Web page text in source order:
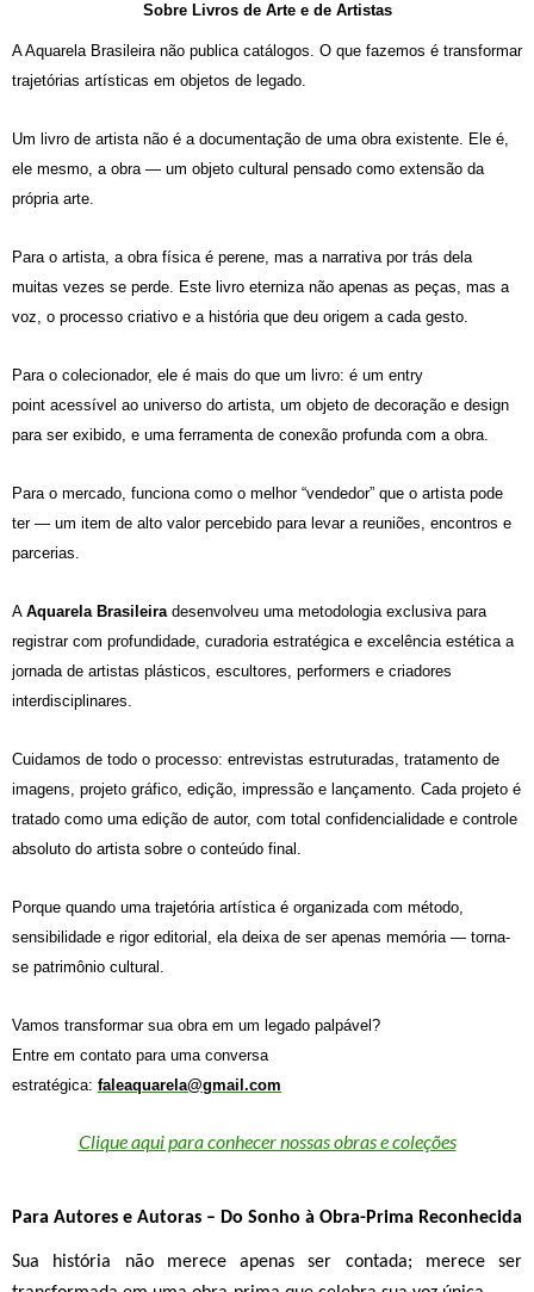
Sobre Livros de Arte e de Artistas
A Aquarela Brasileira não publica catálogos. O que fazemos é transformar
trajetórias artísticas em objetos de legado.
Um livro de artista não é a documentação de uma obra existente. Ele é,
ele mesmo, a obra — um objeto cultural pensado como extensão da
própria arte.
Para o artista, a obra física é perene, mas a narrativa por trás dela
muitas vezes se perde. Este livro eterniza não apenas as peças, mas a
voz, o processo criativo e a história que deu origem a cada gesto.
Para o colecionador, ele é mais do que um livro: é um entry
point acessível ao universo do artista, um objeto de decoração e design
para ser exibido, e uma ferramenta de conexão profunda com a obra.
Para o mercado, funciona como o melhor “vendedor” que o artista pode
ter — um item de alto valor percebido para levar a reuniões, encontros e
parcerias.
A Aquarela Brasileiradesenvolveu uma metodologia exclusiva para
registrar com profundidade, curadoria estratégica e excelência estética a
jornada de artistas plásticos, escultores, performers e criadores
interdisciplinares.
Cuidamos de todo o processo: entrevistas estruturadas, tratamento de
imagens, projeto gráfico, edição, impressão e lançamento. Cada projeto é
tratado como uma edição de autor, com total confidencialidade e controle
absoluto do artista sobre o conteúdo final.
Porque quando uma trajetória artística é organizada com método,
sensibilidade e rigor editorial, ela deixa de ser apenas memória — torna-
se patrimônio cultural .
Vamos transformar sua obra em um legado palpável?
Entre em contato para uma conversa
estratégica: faleaquarela@gmail.com
Clique aqui para conhecer nossas obras e coleções
Para Autores e Autoras – Do Sonho à Obra-Prima Reconhecida
Sua história não merece apenas ser contada; merece ser